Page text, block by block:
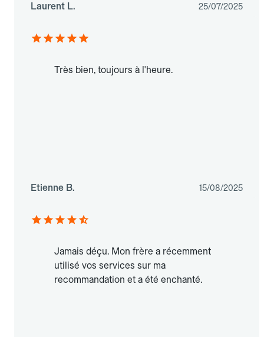
Laurent L. 25/07/2025
Très bien, toujours à l'heure.
Etienne B. 15/08/2025
Jamais déçu. Mon frère a récemment
utilisé vos services sur ma
recommandation et a été enchanté.